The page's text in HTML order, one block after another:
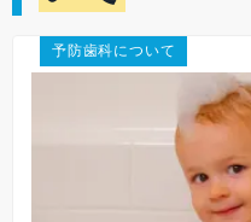
予防歯科について